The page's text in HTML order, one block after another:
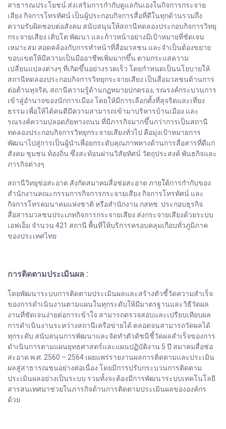
สาธารณประโยชน์ ส่งเสริมการกำกับดูแลกันเองในกิจการกระจาย
เสียง กิจการโทรทัศน์ เป็นผู้ประกอบกิจการสื่อที่ดีในทุกด้านรวมถึง
ความรับผิดชอบต่อสังคม สนับสนุนให้สถานีทดลองประกอบกิจการวิทยุ
กระจายเสียง เติบโต พัฒนา และก้าวหน้าอย่างมีเป้าหมายที่ชัดเจน
เหมาะสม สอดคล้องกับการทำหน้าที่สื่อมวลชน และจำเป็นต้องขยาย
ขอบเขตให้มีความเป็นมืออาชีพเพิ่มมากขึ้น ตามกระแสความ
เปลี่ยนแปลงต่างๆ ที่เกิดขึ้นอย่างรวดเร็ว โดยกำหนดเป็นนโยบายให้
สถานีทดลองประกอบกิจการวิทยุกระจายเสียง เป็นสื่อมวลชนด้านการ
ต่อต้านทุจริต, สถานีความรู้ด้านกฏหมายปกครอง, รณรงค์กระบวนการ
เข้าสู่อำนาจของนักการเมือง โดยให้มีการเลือกตั้งที่สุจริตและเที่ยง
ธรรม เพื่อให้ได้คนดีมีความสามารถเข้ามาบริหารบ้านเมือง และ
รณรงค์ความปลอดภัยทางถนน ที่มีภารกิจมากขึ้นกว่าการเป็นสถานี
ทดลองประกอบกิจการวิทยุกระจายเสียงทั่วไป คือมุ่งเป้าหมายการ
พัฒนาไปสู่การเป็นผู้นำเพื่อยกระดับคุณภาพทางด้านการสื่อสารที่ดีแก่
สังคม ชุมชน ท้องถิ่น ซึ่งสะท้อนผ่านวิสัยทัศน์ วัตถุประสงค์ พันธกิจและ
ภารกิจต่างๆ
สถานีวิทยุช่อสะอาด สังกัดสมาคมสื่อช่อสะอาด ภายใต้การกำกับของ
สำนักงานคณะกรรมการกิจการกระจายเสียง กิจการโทรทัศน์ และ
กิจการโทรคมนาคมแห่งชาติ หรือสำนักงาน กสทช. ประกอบธุรกิจ
สื่อสารมวลชนประเภทกิจการกระจายเสียง ส่งกระจายเสียงด้วยระบบ
เอฟเอ็ม จำนวน 421 สถานี พื้นที่ให้บริการครอบคลุมเกือบทั่วภูมิภาค
ของประเทศไทย
การติดตามประเมินผล :
โดยพัฒนาระบบการติดตามประเมินผลและสร้างตัวชี้วัดความสำเร็จ
ของการดำเนินงานตามแผนในทุกระดับให้มีมาตรฐานและวิธีวัดผล
งานที่ชัดเจนง่ายต่อการเข้าใจ สามารถตรวจสอบและเปรียบเทียบผล
การดำเนินงานระหว่างสถานีเครือข่ายได้ ตลอดจนสามารถวัดผลได้
ทุกระดับ สนับสนุนการพัฒนาและจัดทำตัวดัชนีชี้วัดผลสำเร็จของการ
ดำเนินการตามแผนยุทธศาสตร์และแผนปฏิบัติงาน 5 ปี สมาคมสื่อช่อ
สะอาด พ.ศ. 2560 – 2564 เผยแพร่รายงานผลการติดตามและประเมิน
ผลสู่สาธารณชนอย่างต่อเนื่อง โดยมีการปรับกระบวนการติดตาม
ประเมินผลอย่างเป็นระบบ รวมทั้งจะต้องมีการพัฒนาระบบเทคโนโลยี
สารสนเทศมาช่วยในภารกิจด้านการติดตามประเมินผลขององค์กร
ด้วย